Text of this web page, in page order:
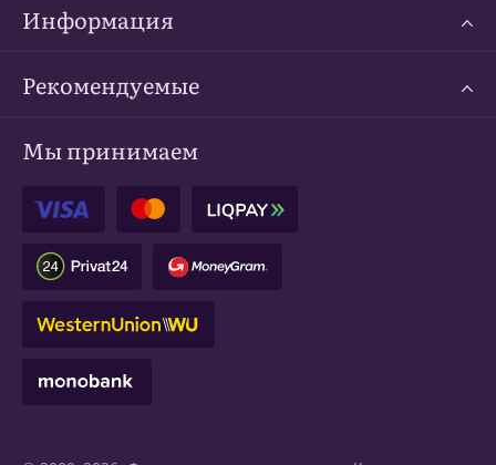
Информация
Рекомендуемые
Мы принимаем